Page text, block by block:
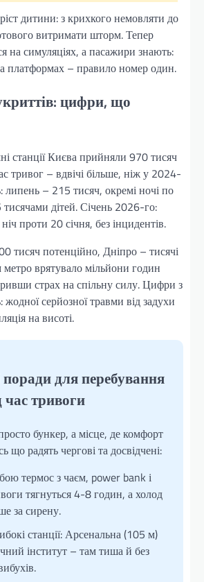
дитини: з крихкого немовляти до
витримати шторм. Тепер
на симуляціях, а пасажири знають:
платформах – правило номер один.
цифри, що
станції Києва прийняли 970 тисяч
тривог – вдвічі більше, ніж у 2024-
– 215 тисяч, окремі ночі по
дітей. Січень 2026-го:
проти 20 січня, без інцидентів.
тисяч потенційно, Дніпро – тисячі
врятувало мільйони годин
страх на спільну силу. Цифри з
серйозної травми від задухи
на висоті.
для перебування
час тривоги
бункер, а місце, де комфорт
що радять чергові та досвідчені:
термос з чаєм, power bank і
тягнуться 4-8 годин, а холод
за сирену.
станції: Арсенальна (105 м)
інститут – там тиша й без